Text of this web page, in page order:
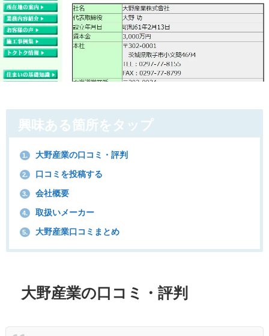
興味ある箇所をタップ
1. 大野産業の口コミ・評判
2. 口コミを投稿する
3. 会社概要
4. 取扱いメーカー
5. 大野産業口コミまとめ
大野産業の口コミ・評判